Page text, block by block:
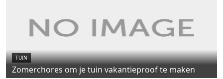
TUIN
Zomerchores om je tuin vakantieproof te maken